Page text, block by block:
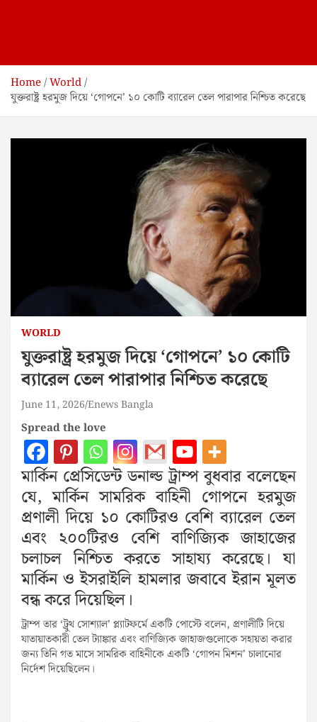
Home World
যুক্তরাষ্ট্র হরমুজ দিয়ে ‘গোপনে’ ১০ কোটি ব্যারেল তেল পারাপার নিশ্চিত করেছে
WORLD
যুক্তরাষ্ট্র হরমুজ দিয়ে ‘গোপনে’ ১০ কোটি
ব্যারেল তেল পারাপার নিশ্চিত করেছে
June 11, 2026 Enews Bangla
Spread the love
মার্কিন প্রেসিডেন্ট ডনাল্ড ট্রাম্প বুধবার বলেছেন
যে, মার্কিন সামরিক বাহিনী গোপনে হরমুজ
প্রণালী দিয়ে ১০ কোটিরও বেশি ব্যারেল তেল
এবং ২০০টিরও বেশি বাণিজ্যিক জাহাজের
চলাচল নিশ্চিত করতে সাহায্য করেছে। যা
মার্কিন ও ইসরাইলি হামলার জবাবে ইরান মূলত
বন্ধ করে দিয়েছিল।
ট্রাম্প তার ‘ট্রুথ সোশ্যাল’ প্ল্যাটফর্মে একটি পোস্টে বলেন, প্রণালীটি দিয়ে
যাতায়াতকারী তেল ট্যাঙ্কার এবং বাণিজ্যিক জাহাজগুলোকে সহায়তা করার
জন্য তিনি গত মাসে সামরিক বাহিনীকে একটি ‘গোপন মিশন’ চালানোর
নির্দেশ দিয়েছিলেন।